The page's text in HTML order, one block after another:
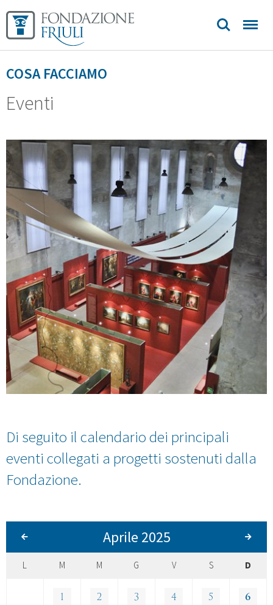
Biblioteca
COSA FACCIAMO
Eventi
Di seguito il calendario dei principali
eventi collegati a progetti sostenuti dalla
Fondazione.
Aprile 2025
L M M G V S D
1 2 3 4 5 6